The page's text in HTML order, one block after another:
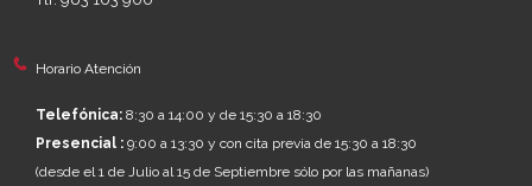
Horario Atención
Telefónica: 8:30 a 14:00 y de 15:30 a 18:30
Presencial : 9:00 a 13:30 y con cita previa de 15:30 a 18:30
(desde el 1 de Julio al 15 de Septiembre sólo por las mañanas)